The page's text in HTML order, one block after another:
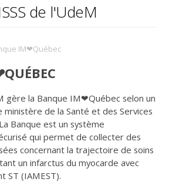
de l'UdeM
IM❤Québec
gère la Banque IM❤Québec selon un
ministère de la Santé et des Services
Banque est un système
qui permet de collecter des
concernant la trajectoire de soins
un infarctus du myocarde avec
ST (IAMEST).